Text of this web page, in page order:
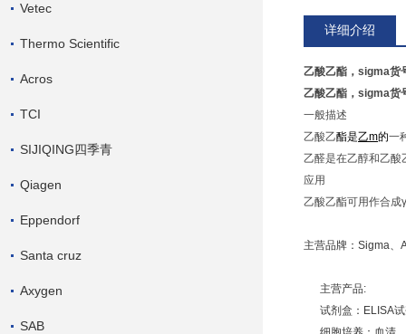
Vetec
Thermo Scientific
Acros
TCI
SIJIQING四季青
Qiagen
Eppendorf
Santa cruz
Axygen
SAB
详细介绍
乙酸乙酯，sigma货
乙酸乙酯，sigma货
一般描述
乙酸乙酯是乙m的一
乙醛是在乙醇和乙酸
应用
乙酸乙酯可用作合成
主营品牌：Sigma、
主营产品:
试剂盒：ELISA试